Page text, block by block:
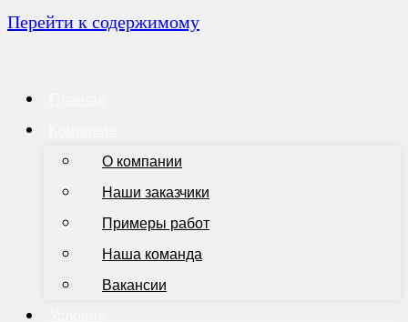
Перейти к содержимому
О компании
Наши заказчики
Примеры работ
Наша команда
Вакансии